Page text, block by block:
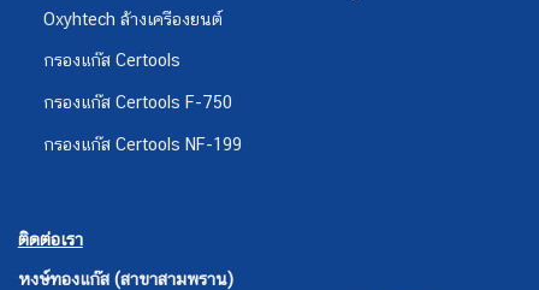
Oxyhtech ล้างเครืองยนต์
กรองแก๊ส Certools
กรองแก๊ส Certools F-750
กรองแก๊ส Certools NF-199
ติดต่อเรา
หงษ์ทองแก๊ส (สาขาสามพราน)